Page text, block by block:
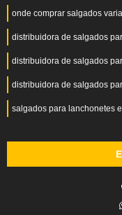
onde comprar salgados
distribuidora de salgados
distribuidora de salgados
distribuidora de salgados
salgados para lanchonetes